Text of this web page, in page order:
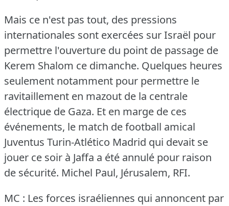
Mais ce n'est pas tout, des pressions
internationales sont exercées sur Israël pour
permettre l'ouverture du point de passage de
Kerem Shalom ce dimanche. Quelques heures
seulement notamment pour permettre le
ravitaillement en mazout de la centrale
électrique de Gaza. Et en marge de ces
événements, le match de football amical
Juventus Turin-Atlético Madrid qui devait se
jouer ce soir à Jaffa a été annulé pour raison
de sécurité. Michel Paul, Jérusalem, RFI.
MC : Les forces israéliennes qui annoncent par